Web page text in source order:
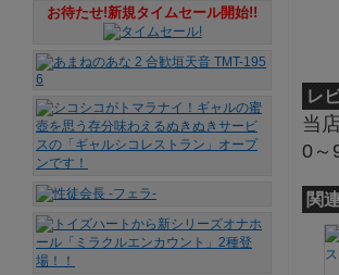
レ
当
0～
関
お待たせ!新規タイムセール開始!!